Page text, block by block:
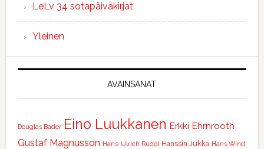
LeLv 34 sotapäiväkirjat
Yleinen
AVAINSANAT
Douglas Bader Eino Luukkanen Erkki Ehrnrooth
Gustaf Magnusson Hans-Ulrich Rudel Hanssin Jukka Hans Wind